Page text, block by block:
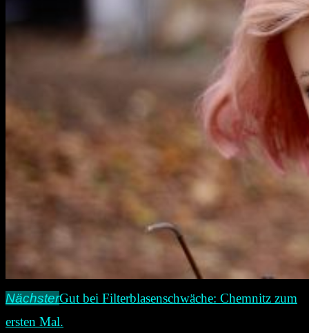
NächsterGut bei Filterblasenschwäche: Chemnitz zum
ersten Mal.